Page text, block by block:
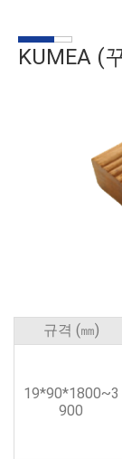
KUMEA (
규격 (㎜)
19*90*1800~3
900